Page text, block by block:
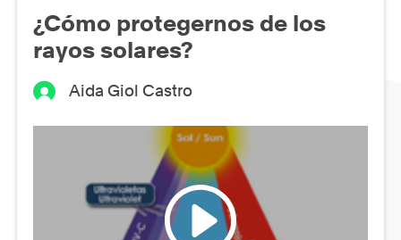
¿Cómo protegernos de los
rayos solares?
Aida Giol Castro